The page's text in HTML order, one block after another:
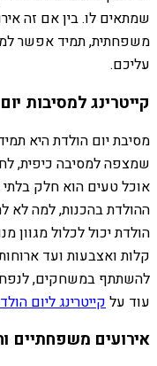
שמתאים לו. בין אם זה
משפחתית, תמיד אפשר
עליכם.
קייטרינג למסיבות
מסיבת יום הולדת היא
שמצפה למסיבה כיפית,
אוכל טעים הוא חלק
ההולדת בהכנות, למה לא
הולדת יכול לכלול מגוון
קלות ואצבעות ועד
להשתתף במשחקים, לנפח
עוד על קייטרינג ליום
אירועים משפחתיים